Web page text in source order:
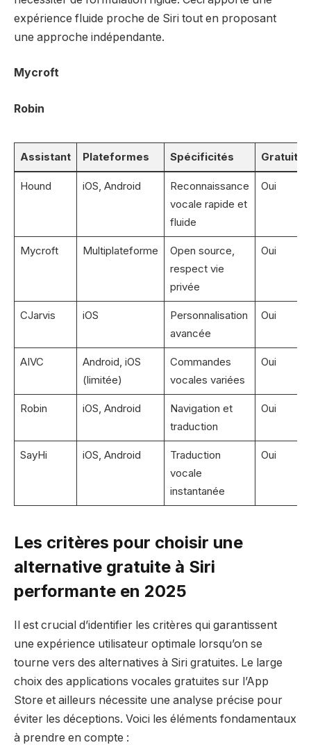
expérience fluide proche de Siri tout en proposant
une approche indépendante.
Mycroft
Robin
Assistant Plateformes Spécificités Gratuité
Hound iOS, Android
Reconnaissance
vocale rapide et
fluide
Oui
Mycroft Multiplateforme
Open source,
respect vie
privée
Oui
CJarvis iOS
Personnalisation
avancée
Oui
AIVC
Android, iOS
(limitée)
Commandes
vocales variées
Oui
Robin iOS, Android
Navigation et
traduction
Oui
SayHi iOS, Android
Traduction
vocale
instantanée
Oui
Les critères pour choisir une
alternative gratuite à Siri
performante en 2025
Il est crucial d’identifier les critères qui garantissent
une expérience utilisateur optimale lorsqu’on se
tourne vers des alternatives à Siri gratuites. Le large
choix des applications vocales gratuites sur l’App
Store et ailleurs nécessite une analyse précise pour
éviter les déceptions. Voici les éléments fondamentaux
à prendre en compte :